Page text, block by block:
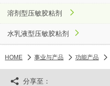
溶剂型压敏胶粘剂
水乳液型压敏胶粘剂
HOME 事业与产品 功能产品
分享至：